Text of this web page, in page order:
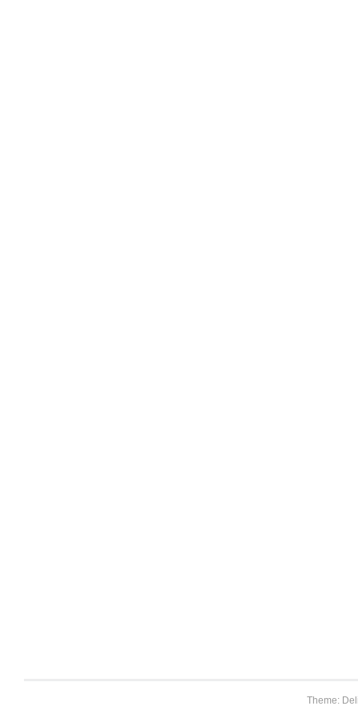
Theme: